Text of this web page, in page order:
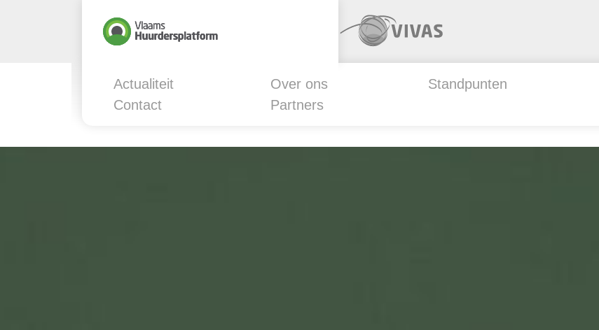
Actualiteit Over ons
Standpunten
Contact
Partners